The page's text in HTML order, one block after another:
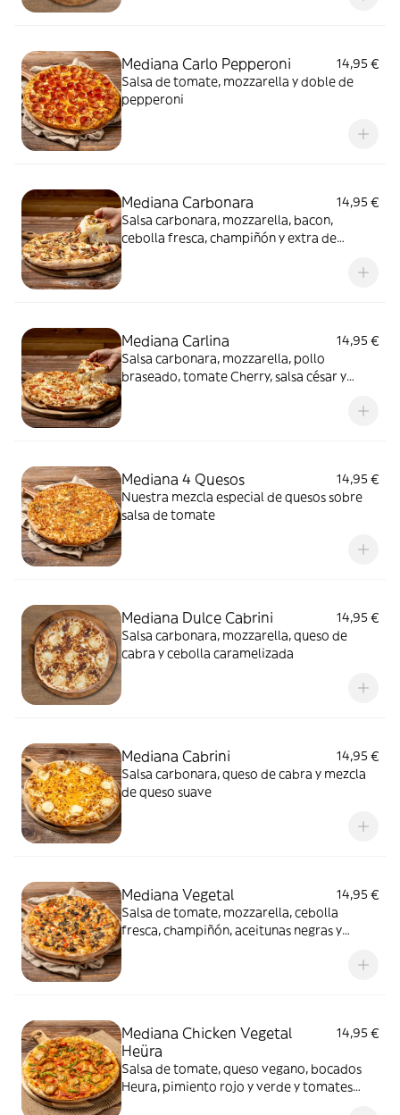
Mediana Carlo Pepperoni
14,95 €
Salsa de tomate, mozzarella y doble de
pepperoni
Mediana Carbonara
14,95 €
Salsa carbonara, mozzarella, bacon,
cebolla fresca, champiñón y extra de
Mediana Carlina
14,95 €
Salsa carbonara, mozzarella, pollo
braseado, tomate Cherry, salsa césar y
Mediana 4 Quesos
14,95 €
Nuestra mezcla especial de quesos sobre
salsa de tomate
Mediana Dulce Cabrini
14,95 €
Salsa carbonara, mozzarella, queso de
cabra y cebolla caramelizada
Mediana Cabrini
14,95 €
Salsa carbonara, queso de cabra y mezcla
de queso suave
Mediana Vegetal
14,95 €
Salsa de tomate, mozzarella, cebolla
fresca, champiñón, aceitunas negras y
Mediana Chicken Vegetal
Heüra
14,95 €
Salsa de tomate, queso vegano, bocados
Heura, pimiento rojo y verde y tomates